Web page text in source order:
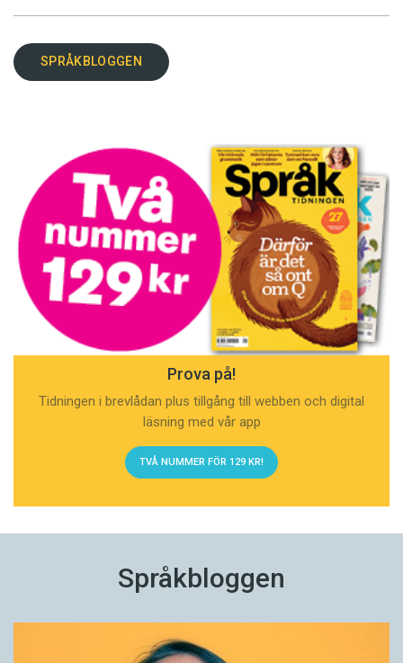
SPRÅKBLOGGEN
Prova på!
Tidningen i brevlådan plus tillgång till webben och digital
läsning med vår app
TVÅ NUMMER FÖR 129 KR!
Språkbloggen